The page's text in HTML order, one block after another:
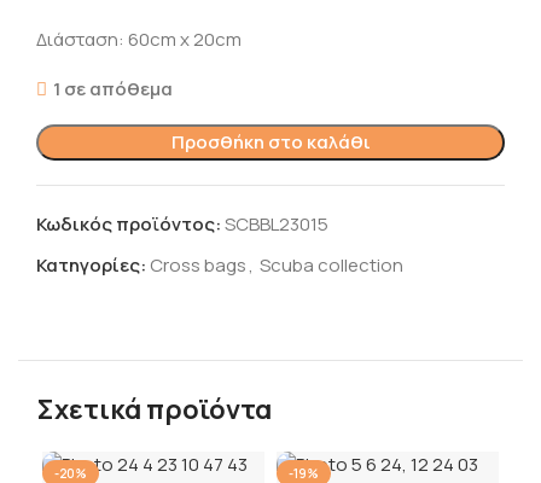
Διάσταση: 60cm x 20cm
1 σε απόθεμα
Προσθήκη στο καλάθι
Κωδικός προϊόντος:SCBBL23015
Κατηγορίες: Cross bags, Scuba collection
Σχετικά προϊόντα
-20% -19%